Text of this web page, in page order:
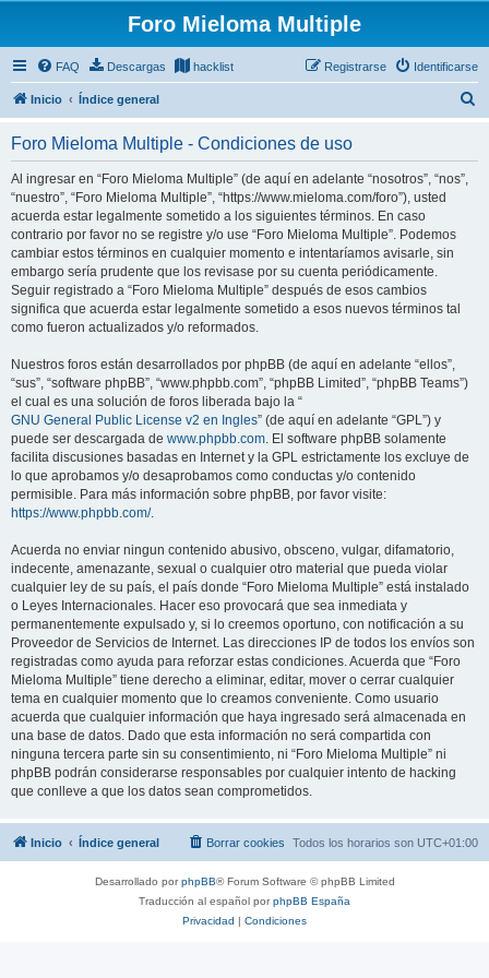
Foro Mieloma Multiple
FAQ Descargas hacklist Identificarse
Registrarse
Inicio Índice general
Foro Mieloma Multiple - Condiciones de uso
Al ingresar en “Foro Mieloma Multiple” (de aquí en adelante “nosotros”, “nos”,
“nuestro”, “Foro Mieloma Multiple”, “https://www.mieloma.com/foro”), usted
acuerda estar legalmente sometido a los siguientes términos. En caso
contrario por favor no se registre y/o use “Foro Mieloma Multiple”. Podemos
cambiar estos términos en cualquier momento e intentaríamos avisarle, sin
embargo sería prudente que los revisase por su cuenta periódicamente.
Seguir registrado a “Foro Mieloma Multiple” después de esos cambios
significa que acuerda estar legalmente sometido a esos nuevos términos tal
como fueron actualizados y/o reformados.
Nuestros foros están desarrollados por phpBB (de aquí en adelante “ellos”,
“sus”, “software phpBB”, “www.phpbb.com”, “phpBB Limited”, “phpBB Teams”)
el cual es una solución de foros liberada bajo la “
GNU General Public License v2 en Ingles” (de aquí en adelante “GPL”) y
puede ser descargada de www.phpbb.com. El software phpBB solamente
facilita discusiones basadas en Internet y la GPL estrictamente los excluye de
lo que aprobamos y/o desaprobamos como conductas y/o contenido
permisible. Para más información sobre phpBB, por favor visite:
https://www.phpbb.com/.
Acuerda no enviar ningun contenido abusivo, obsceno, vulgar, difamatorio,
indecente, amenazante, sexual o cualquier otro material que pueda violar
cualquier ley de su país, el país donde “Foro Mieloma Multiple” está instalado
o Leyes Internacionales. Hacer eso provocará que sea inmediata y
permanentemente expulsado y, si lo creemos oportuno, con notificación a su
Proveedor de Servicios de Internet. Las direcciones IP de todos los envíos son
registradas como ayuda para reforzar estas condiciones. Acuerda que “Foro
Mieloma Multiple” tiene derecho a eliminar, editar, mover o cerrar cualquier
tema en cualquier momento que lo creamos conveniente. Como usuario
acuerda que cualquier información que haya ingresado será almacenada en
una base de datos. Dado que esta información no será compartida con
ninguna tercera parte sin su consentimiento, ni “Foro Mieloma Multiple” ni
phpBB podrán considerarse responsables por cualquier intento de hacking
que conlleve a que los datos sean comprometidos.
Inicio Índice general Todos los horarios son UTC+01:00
Borrar cookies
Desarrollado porphpBB® Forum Software © phpBB Limited
Traducción al español porphpBB España
Privacidad | Condiciones